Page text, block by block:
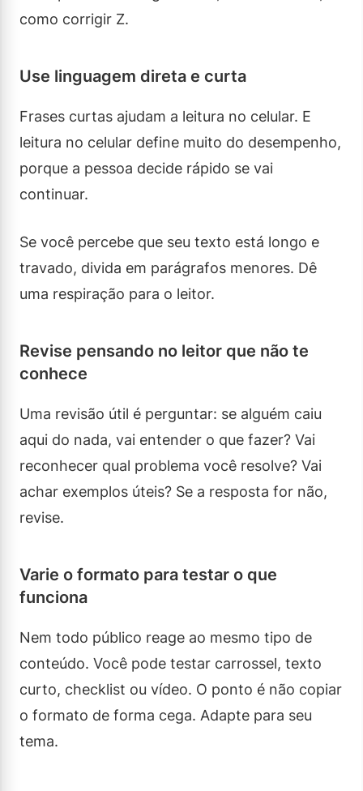
como corrigir Z.
Use linguagem direta e curta
Frases curtas ajudam a leitura no celular. E
leitura no celular define muito do desempenho,
porque a pessoa decide rápido se vai
continuar.
Se você percebe que seu texto está longo e
travado, divida em parágrafos menores. Dê
uma respiração para o leitor.
Revise pensando no leitor que não te
conhece
Uma revisão útil é perguntar: se alguém caiu
aqui do nada, vai entender o que fazer? Vai
reconhecer qual problema você resolve? Vai
achar exemplos úteis? Se a resposta for não,
revise.
Varie o formato para testar o que
funciona
Nem todo público reage ao mesmo tipo de
conteúdo. Você pode testar carrossel, texto
curto, checklist ou vídeo. O ponto é não copiar
o formato de forma cega. Adapte para seu
tema.